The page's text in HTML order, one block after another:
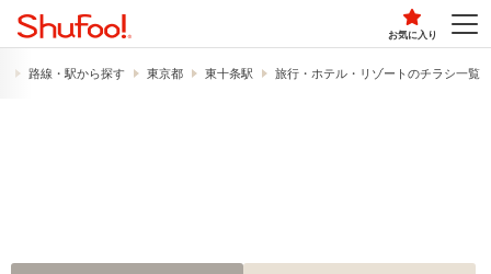
お気に入り
路線・駅から探す 東京都 東十条駅 旅行・ホテル・リゾートのチラシ一覧